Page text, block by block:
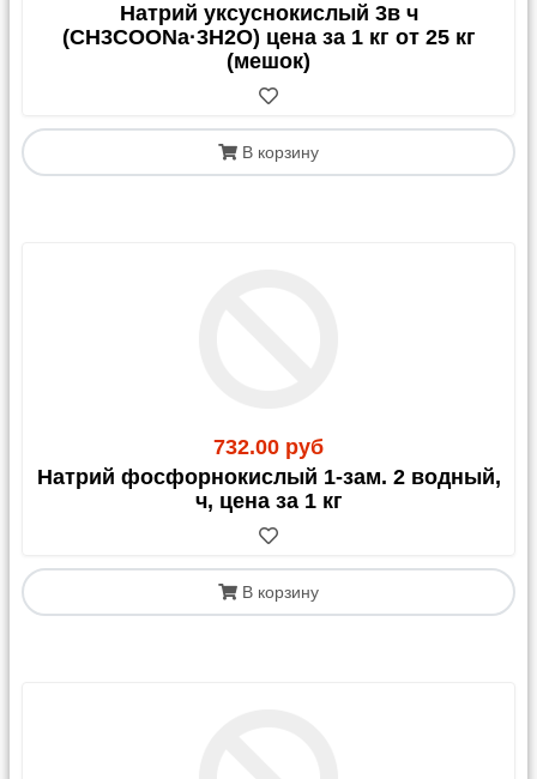
Натрий уксуснокислый 3в ч
(CH3COONa·3H2O) цена за 1 кг от 25 кг
(мешок)
В корзину
732.00 руб
Натрий фосфорнокислый 1-зам. 2 водный,
ч, цена за 1 кг
В корзину